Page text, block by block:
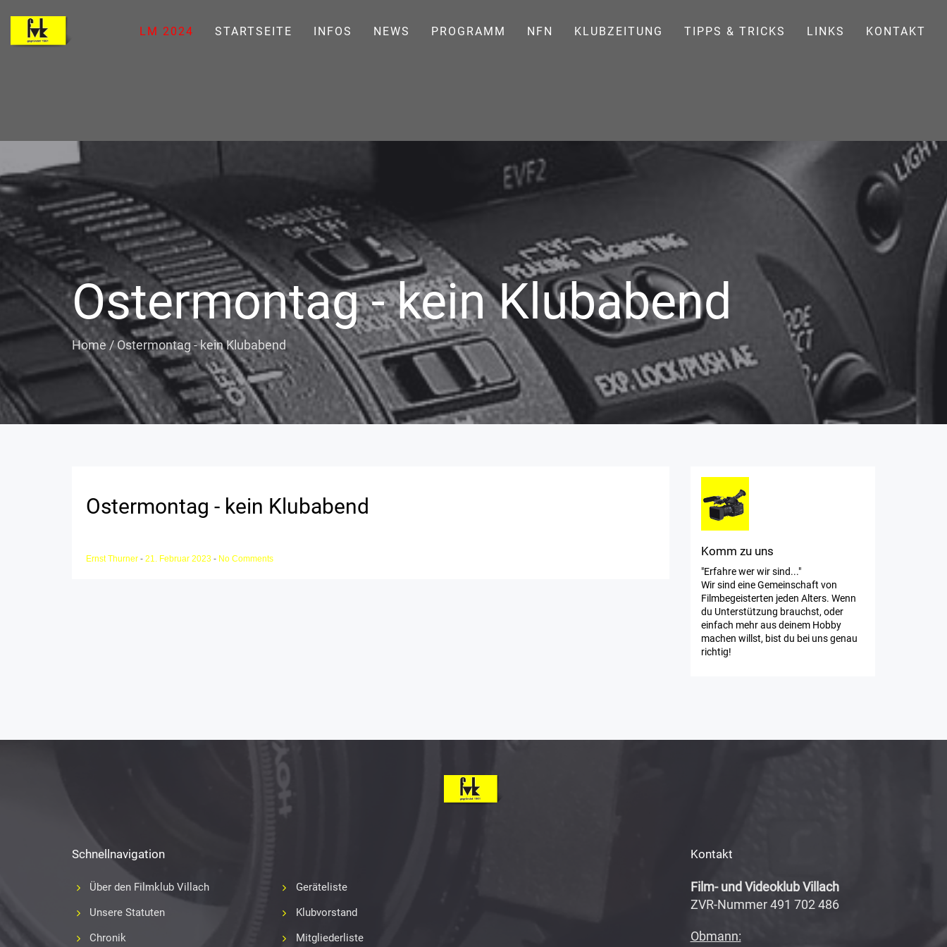
LM 2024 STARTSEITE INFOS NEWS PROGRAMM NFN KLUBZEITUNG TIPPS & TRICKS LINKS KONTAKT
Ostermontag - kein Klubabend
Home/Ostermontag - kein Klubabend
Ostermontag - kein Klubabend
Ernst Thurner - 21. Februar 2023 - No Comments
Komm zu uns
"Erfahre wer wir sind..."
Wir sind eine Gemeinschaft von
Filmbegeisterten jeden Alters. Wenn
du Unterstützung brauchst, oder
einfach mehr aus deinem Hobby
machen willst, bist du bei uns genau
richtig!
Schnellnavigation
Über den Filmklub Villach
Unsere Statuten
Chronik
Geräteliste
Klubvorstand
Mitgliederliste
Kontakt
Film- und Videoklub Villach
ZVR-Nummer 491 702 486
Obmann: